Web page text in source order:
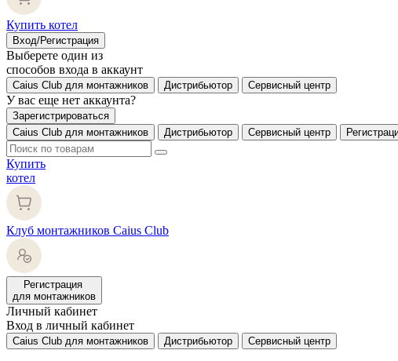
Купить котел
Вход/Регистрация
Выберете один из
способов входа в аккаунт
Caius Club для монтажников Дистрибьютор Сервисный центр
У вас еще нет аккаунта?
Зарегистрироваться
Caius Club для монтажников
Дистрибьютор Сервисный центр
Купить
котел
Клуб монтажников Caius Club
Регистрация
для монтажников
Личный кабинет
Вход в личный кабинет
Caius Club для монтажников Дистрибьютор Сервисный центр